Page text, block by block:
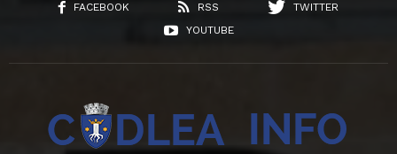
FACEBOOK RSS
TWITTER
YOUTUBE